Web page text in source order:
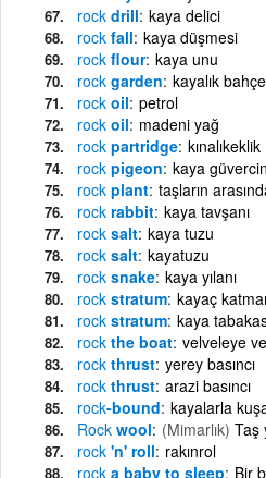
rock drill kaya delici
rock fall kaya düşmesi
rock flour kaya unu
rock garden kayalık bahçe
rock oil petrol
rock oil madeni yağ
rock partridge kınalıkeklik
rock pigeon kaya
rock plant taşların
rock rabbit kaya tavşanı
rock salt kaya tuzu
rock salt kayatuzu
rock snake kaya yılanı
rock stratum kayaç
rock stratum kaya
rock the boat velveleye
rock thrust yerey basıncı
rock thrust arazi basıncı
rock-bound kayalarla
Rock wool (Mimarlık) Taş
rock 'n' roll rakınrol
rock a baby to sleep Bir